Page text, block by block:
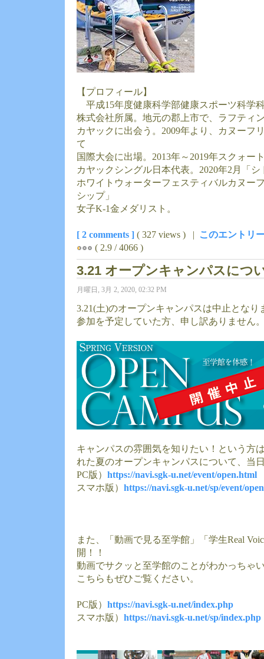
【プロフィール】
平成15年度健康科学部健康スポーツ科学
株式会社所属。地元の郡上市で、ラフティ
カヤックに出会う。2009年より、カヌーフ
て
国際大会に出場。2013年～2019年スクォー
カヤックシングル日本代表。2020年2月「
ホワイトウォーターフェスティバルカヌー
シップ」
女子K-1金メダリスト。
[ 2 comments ] ( 327 views ) | このエントリ
( 2.9 / 4066 )
3.21 オープンキャンパスにつ
月曜日, 3月 2, 2020, 02:32 PM
3.21(土)のオープンキャンパスは中止となり
参加を予定していた方、申し訳ありません
キャンパスの雰囲気を知りたい！という方
れた夏のオープンキャンパスについて、当
PC版） https://navi.sgk-u.net/event/open.html
スマホ版） https://navi.sgk-u.net/sp/event/
また、「動画で見る至学館」「学生Real
開！！
動画でサクッと至学館のことがわかっちゃ
こちらもぜひご覧ください。
PC版） https://navi.sgk-u.net/index.php
スマホ版） https://navi.sgk-u.net/sp/index.php